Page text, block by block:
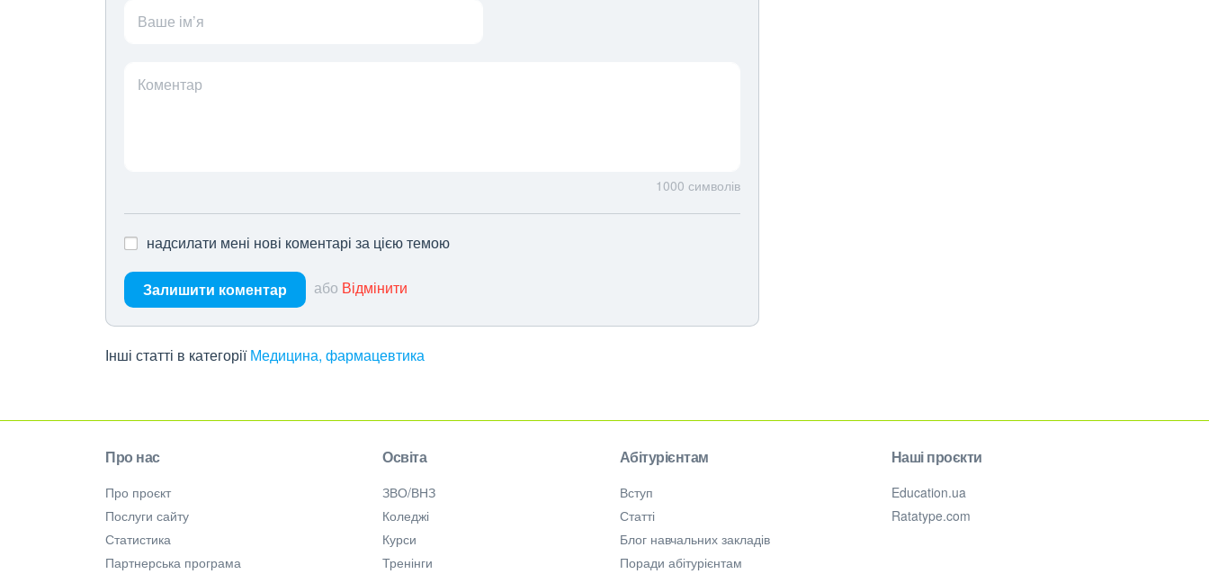
Ваше ім’я
Коментар
1000 символів
надсилати мені нові коментарі за цією темою
Залишити коментар або Відмінити
Інші статті в категорії Медицина, фармацевтика
Про нас
Про проєкт
Послуги сайту
Статистика
Партнерська програма
Освіта
ЗВО/ВНЗ
Коледжі
Курси
Тренінги
Абітурієнтам
Вступ
Статті
Блог навчальних закладів
Поради абітурієнтам
Наші проєкти
Education.ua
Ratatype.com